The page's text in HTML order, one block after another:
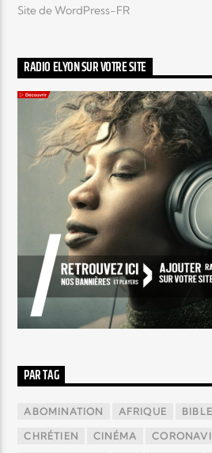
Site de WordPress-FR
RADIO ELYON SUR VOTRE SITE
PAR TAG
ABOMINATION AFRIQUE BIBLE
CHRÉTIEN CINÉMA